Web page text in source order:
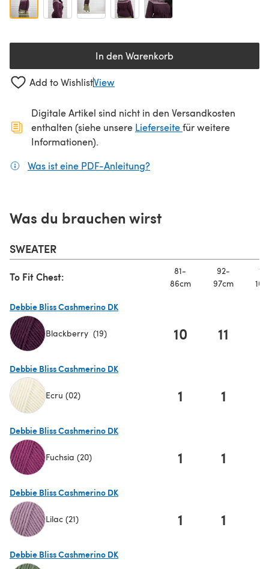
In den Warenkorb
Add to WishlistView
Digitale Artikel sind nicht in den Versandkosten
enthalten (siehe unsere Lieferseite(öffnet sich in
für weitere
Informationen).
Was ist eine PDF-Anleitung?
Was du brauchen wirst
SWEATER
To Fit Chest:
81-
86cm
92-
97cm
Debbie Bliss Cashmerino DK
Blackberry (19) 10 11
Debbie Bliss Cashmerino DK
Ecru (02) 1 1
Debbie Bliss Cashmerino DK
Fuchsia (20) 1 1
Debbie Bliss Cashmerino DK
Lilac (21) 1 1
Debbie Bliss Cashmerino DK